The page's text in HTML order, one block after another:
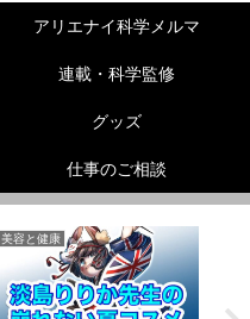
アリエナイ科学メルマ
連載・科学監修
グッズ
仕事のご相談
美容と健康